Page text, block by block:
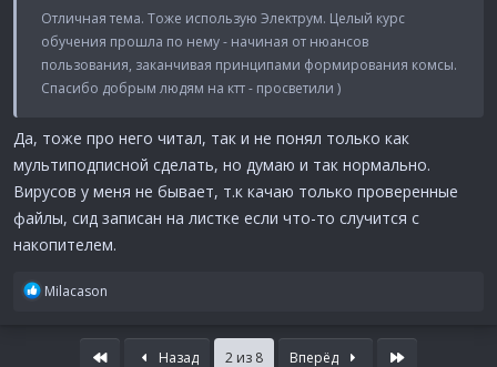
Отличная тема. Тоже использую Электрум. Целый курс
обучения прошла по нему - начиная от нюансов
пользования, заканчивая принципами формирования комсы.
Спасибо добрым людям на ктт - просветили )
Да, тоже про него читал, так и не понял только как
мультиподписной сделать, но думаю и так нормально.
Вирусов у меня не бывает, т.к качаю только проверенные
файлы, сид записан на листке если что-то случится с
накопителем.
Р
Milacason
First Назад 2 из 8 Вперёд Last